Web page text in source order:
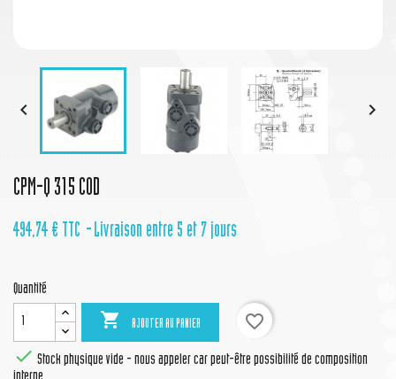
 
CPM-Q 315 COD
494,74 € TTC Livraison entre 5 et 7 jours
Quantité
 AJOUTER AU PANIER
favorite_border
 Stock physique vide - nous appeler car peut-être possibilité de composition